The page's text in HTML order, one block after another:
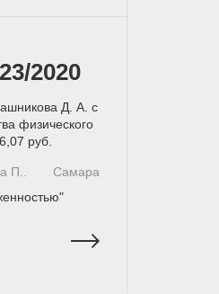
2020
Д. А. с
физического
руб.
П..
Самара